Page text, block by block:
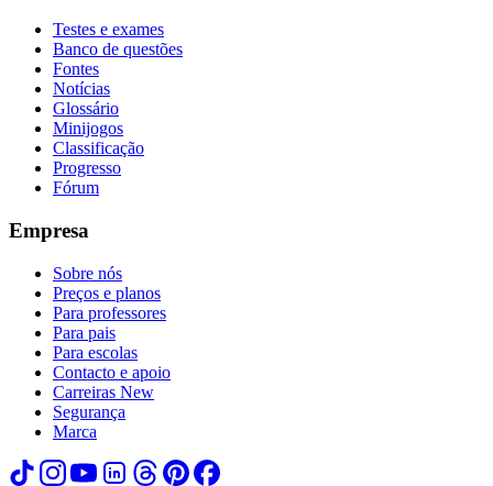
Testes e exames
Banco de questões
Fontes
Notícias
Glossário
Minijogos
Classificação
Progresso
Fórum
Empresa
Sobre nós
Preços e planos
Para professores
Para pais
Para escolas
Contacto e apoio
Carreiras New
Segurança
Marca